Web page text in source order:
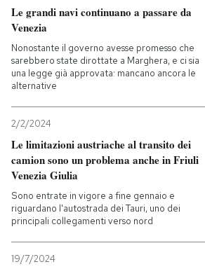
Le grandi navi continuano a passare da
Venezia
Nonostante il governo avesse promesso che
sarebbero state dirottate a Marghera, e ci sia
una legge già approvata: mancano ancora le
alternative
2/2/2024
Le limitazioni austriache al transito dei
camion sono un problema anche in Friuli
Venezia Giulia
Sono entrate in vigore a fine gennaio e
riguardano l'autostrada dei Tauri, uno dei
principali collegamenti verso nord
19/7/2024